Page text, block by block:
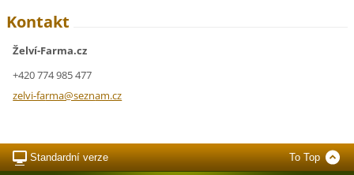
Kontakt
Želví-Farma.cz
+420 774 985 477
zelvi-farma@seznam.cz
Standardní verze To Top